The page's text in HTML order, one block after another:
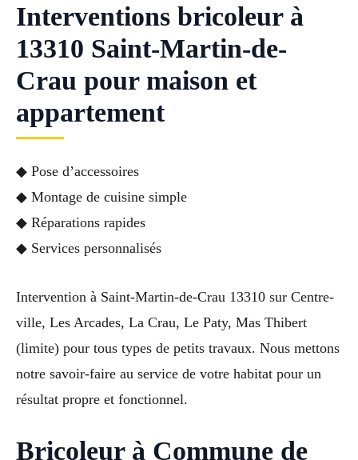
Interventions bricoleur à
13310 Saint-Martin-de-
Crau pour maison et
appartement
◆ Pose d’accessoires
◆ Montage de cuisine simple
◆ Réparations rapides
◆ Services personnalisés
Intervention à Saint-Martin-de-Crau 13310 sur Centre-
ville, Les Arcades, La Crau, Le Paty, Mas Thibert
(limite) pour tous types de petits travaux. Nous mettons
notre savoir-faire au service de votre habitat pour un
résultat propre et fonctionnel.
Bricoleur à Commune de